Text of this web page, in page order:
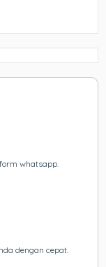
whatsapp.
dengan cepat.